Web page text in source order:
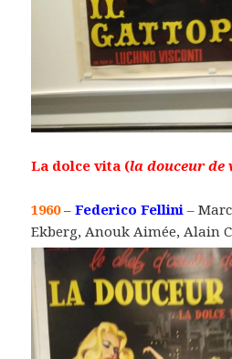
La dolce vita (la douceur de
1960–Federico Fellini –
Ekberg, Anouk Aimée, Alain